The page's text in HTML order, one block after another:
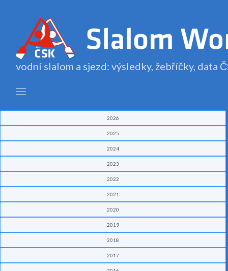
vodní slalom a sjezd: výsledky, žebříčky, data
2026
2025
2024
2023
2022
2021
2020
2019
2018
2017